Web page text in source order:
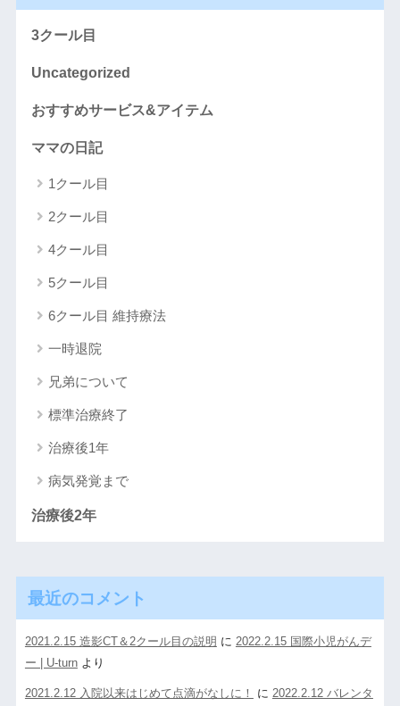
3クール目
Uncategorized
おすすめサービス&アイテム
ママの日記
1クール目
2クール目
4クール目
5クール目
6クール目 維持療法
一時退院
兄弟について
標準治療終了
治療後1年
病気発覚まで
治療後2年
最近のコメント
2021.2.15 造影CT＆2クール目の説明 に 2022.2.15 国際小児がんデ
ー | U-turnより
2021.2.12 入院以来はじめて点滴がなしに！ に 2022.2.12 バレンタ